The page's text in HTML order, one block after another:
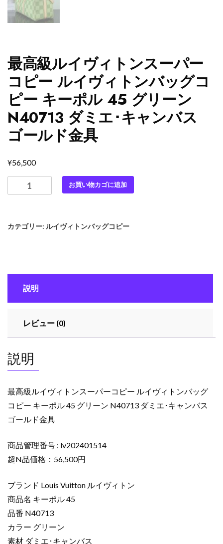
最高級ルイヴィトンスーパー
コピー ルイヴィトンバッグコ
ピー キーポル 45 グリーン
N40713 ダミエ･キャンバス
ゴールド金具
¥56,500
高
イ
ー
コ
ー
ル
ヴ
ィ
ト
バ
ッ
コ
ー
キ
ー
ポ
お買い物カゴに追加
カテゴリー: ルイヴィトンバッグコピー
説明
レビュー (0)
説明
最高級ルイヴィトンスーパーコピー ルイヴィトンバッグ
コピー キーポル 45 グリーン N40713 ダミエ･キャンバス
ゴールド金具
商品管理番号 : lv202401514
超N品価格：56,500円
ブランド Louis Vuitton ルイヴィトン
商品名 キーポル 45
品番 N40713
カラー グリーン
素材 ダミエ･キャンバス